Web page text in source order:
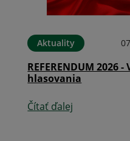
Aktuality
REFERENDUM 2026
hlasovania
Čítať ďalej